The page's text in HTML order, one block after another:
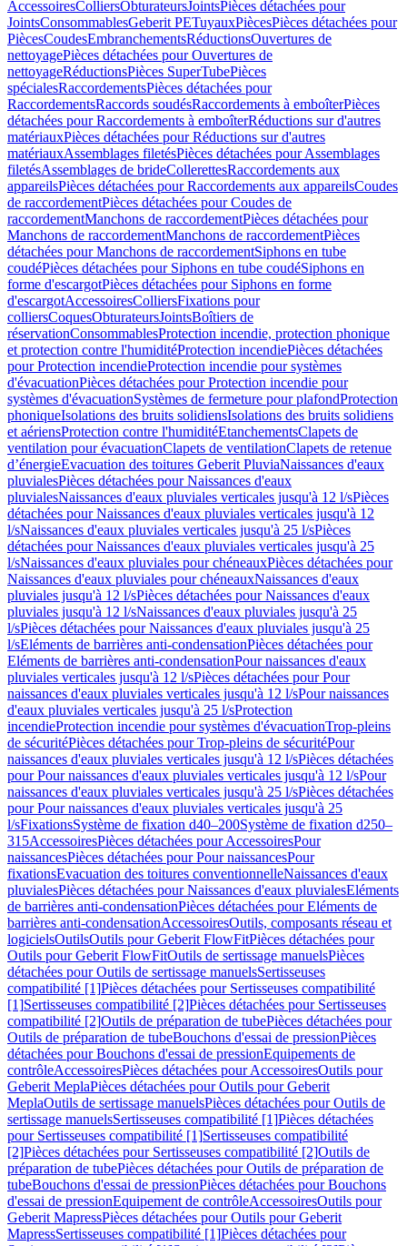
AccessoiresColliersObturateursJointsPièces détachées pour
JointsConsommablesGeberit PETuyauxPiècesPièces détachées pour
PiècesCoudesEmbranchementsRéductionsOuvertures de
nettoyagePièces détachées pour Ouvertures de
nettoyageRéductionsPièces SuperTubePièces
spécialesRaccordementsPièces détachées pour
RaccordementsRaccords soudésRaccordements à emboîterPièces
détachées pour Raccordements à emboîterRéductions sur d'autres
matériauxPièces détachées pour Réductions sur d'autres
matériauxAssemblages filetésPièces détachées pour Assemblages
filetésAssemblages de brideCollerettesRaccordements aux
appareilsPièces détachées pour Raccordements aux appareilsCoudes
de raccordementPièces détachées pour Coudes de
raccordementManchons de raccordementPièces détachées pour
Manchons de raccordementManchons de raccordementPièces
détachées pour Manchons de raccordementSiphons en tube
coudéPièces détachées pour Siphons en tube coudéSiphons en
forme d'escargotPièces détachées pour Siphons en forme
d'escargotAccessoiresColliersFixations pour
colliersCoquesObturateursJointsBoîtiers de
réservationConsommablesProtection incendie, protection phonique
et protection contre l'humiditéProtection incendiePièces détachées
pour Protection incendieProtection incendie pour systèmes
d'évacuationPièces détachées pour Protection incendie pour
systèmes d'évacuationSystèmes de fermeture pour plafondProtection
phoniqueIsolations des bruits solidiensIsolations des bruits solidiens
et aériensProtection contre l'humiditéEtanchementsClapets de
ventilation pour évacuationClapets de ventilationClapets de retenue
d’énergieEvacuation des toitures Geberit PluviaNaissances d'eaux
pluvialesPièces détachées pour Naissances d'eaux
pluvialesNaissances d'eaux pluviales verticales jusqu'à 12 l/sPièces
détachées pour Naissances d'eaux pluviales verticales jusqu'à 12
l/sNaissances d'eaux pluviales verticales jusqu'à 25 l/sPièces
détachées pour Naissances d'eaux pluviales verticales jusqu'à 25
l/sNaissances d'eaux pluviales pour chéneauxPièces détachées pour
Naissances d'eaux pluviales pour chéneauxNaissances d'eaux
pluviales jusqu'à 12 l/sPièces détachées pour Naissances d'eaux
pluviales jusqu'à 12 l/sNaissances d'eaux pluviales jusqu'à 25
l/sPièces détachées pour Naissances d'eaux pluviales jusqu'à 25
l/sEléments de barrières anti-condensationPièces détachées pour
Eléments de barrières anti-condensationPour naissances d'eaux
pluviales verticales jusqu'à 12 l/sPièces détachées pour Pour
naissances d'eaux pluviales verticales jusqu'à 12 l/sPour naissances
d'eaux pluviales verticales jusqu'à 25 l/sProtection
incendieProtection incendie pour systèmes d'évacuationTrop-pleins
de sécuritéPièces détachées pour Trop-pleins de sécuritéPour
naissances d'eaux pluviales verticales jusqu'à 12 l/sPièces détachées
pour Pour naissances d'eaux pluviales verticales jusqu'à 12 l/sPour
naissances d'eaux pluviales verticales jusqu'à 25 l/sPièces détachées
pour Pour naissances d'eaux pluviales verticales jusqu'à 25
l/sFixationsSystème de fixation d40–200Système de fixation d250–
315AccessoiresPièces détachées pour AccessoiresPour
naissancesPièces détachées pour Pour naissancesPour
fixationsEvacuation des toitures conventionnelleNaissances d'eaux
pluvialesPièces détachées pour Naissances d'eaux pluvialesEléments
de barrières anti-condensationPièces détachées pour Eléments de
barrières anti-condensationAccessoiresOutils, composants réseau et
logicielsOutilsOutils pour Geberit FlowFitPièces détachées pour
Outils pour Geberit FlowFitOutils de sertissage manuelsPièces
détachées pour Outils de sertissage manuelsSertisseuses
compatibilité [1]Pièces détachées pour Sertisseuses compatibilité
[1]Sertisseuses compatibilité [2]Pièces détachées pour Sertisseuses
compatibilité [2]Outils de préparation de tubePièces détachées pour
Outils de préparation de tubeBouchons d'essai de pressionPièces
détachées pour Bouchons d'essai de pressionEquipements de
contrôleAccessoiresPièces détachées pour AccessoiresOutils pour
Geberit MeplaPièces détachées pour Outils pour Geberit
MeplaOutils de sertissage manuelsPièces détachées pour Outils de
sertissage manuelsSertisseuses compatibilité [1]Pièces détachées
pour Sertisseuses compatibilité [1]Sertisseuses compatibilité
[2]Pièces détachées pour Sertisseuses compatibilité [2]Outils de
préparation de tubePièces détachées pour Outils de préparation de
tubeBouchons d'essai de pressionPièces détachées pour Bouchons
d'essai de pressionEquipement de contrôleAccessoiresOutils pour
Geberit MapressPièces détachées pour Outils pour Geberit
MapressSertisseuses compatibilité [1]Pièces détachées pour